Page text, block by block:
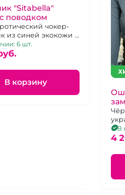
"Sitabella"
поводком
чокер-
из синей экокожи с
цепью на
6 шт.
В корзину
В
4